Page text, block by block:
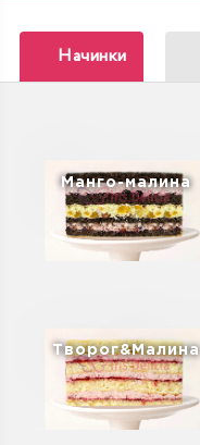
Начинки
Манго-малина
Творог&Малина